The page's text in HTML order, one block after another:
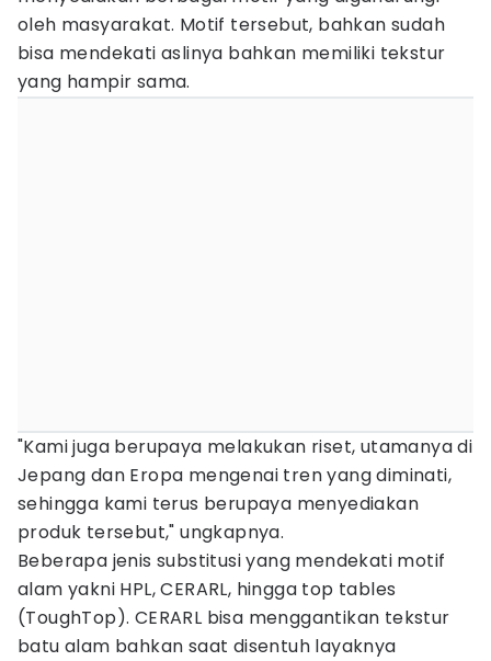
oleh masyarakat. Motif tersebut, bahkan sudah
bisa mendekati aslinya bahkan memiliki tekstur
yang hampir sama.
"Kami juga berupaya melakukan riset, utamanya di
Jepang dan Eropa mengenai tren yang diminati,
sehingga kami terus berupaya menyediakan
produk tersebut," ungkapnya.
Beberapa jenis substitusi yang mendekati motif
alam yakni HPL, CERARL, hingga top tables
(ToughTop). CERARL bisa menggantikan tekstur
batu alam bahkan saat disentuh layaknya